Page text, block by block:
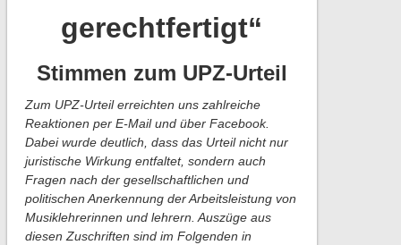
gerechtfertigt“
Stimmen zum UPZ-Urteil
Zum UPZ-Urteil erreichten uns zahlreiche
Reaktionen per E-Mail und über Facebook.
Dabei wurde deutlich, dass das Urteil nicht nur
juristische Wirkung entfaltet, sondern auch
Fragen nach der gesellschaftlichen und
politischen Anerkennung der Arbeitsleistung von
Musiklehrerinnen und lehrern. Auszüge aus
diesen Zuschriften sind im Folgenden in